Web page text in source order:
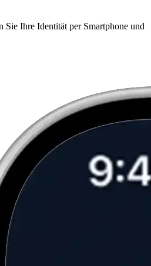
Ihre Identität per Smartphone und